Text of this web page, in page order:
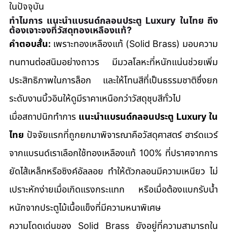
ในปัจจุบัน
ทำไมการ แนะนำแบรนด์กลอนประตู Luxury ในไทย ถึง
ต้องเจาะจงที่วัสดุทองเหลืองแท้?
คำตอบสั้น: เพราะทองเหลืองแท้ (Solid Brass) มอบความ
ทนทานต่อสนิมอย่างถาวร มีมวลโลหะที่หนักแน่นช่วยเพิ่ม
ประสิทธิภาพในการล็อก และให้โทนสีที่เป็นธรรมชาติซึ่งยก
ระดับงานบิ้วอินให้ดูมีราคาเหนือกว่าวัสดุชุบสีทั่วไป
เมื่อสถาปนิกทำการ แนะนำแบรนด์กลอนประตู Luxury ใน
ไทย ปัจจัยแรกที่ถูกยกมาพิจารณาคือวัสดุศาสตร์ ฮาร์ดแวร์
จากแบรนด์เราเลือกใช้ทองเหลืองแท้ 100% ที่ปราศจากการ
ยัดไส้เหล็กหรือซิงค์อัลลอย ทำให้ตัวกลอนมีความเหนียว ไม่
เปราะหักง่ายเมื่อเกิดแรงกระแทก หรือเมื่อต้องแบกรับน้ำ
หนักจากประตูไม้เนื้อแข็งที่มีความหนาพิเศษ
ความโดดเด่นของ Solid Brass ยังอยู่ที่ความสามารถใน